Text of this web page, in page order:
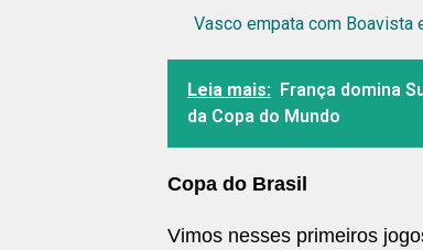
Vasco empata com Boavista
Leia mais: França domina
da Copa do Mundo
Copa do Brasil
Vimos nesses primeiros